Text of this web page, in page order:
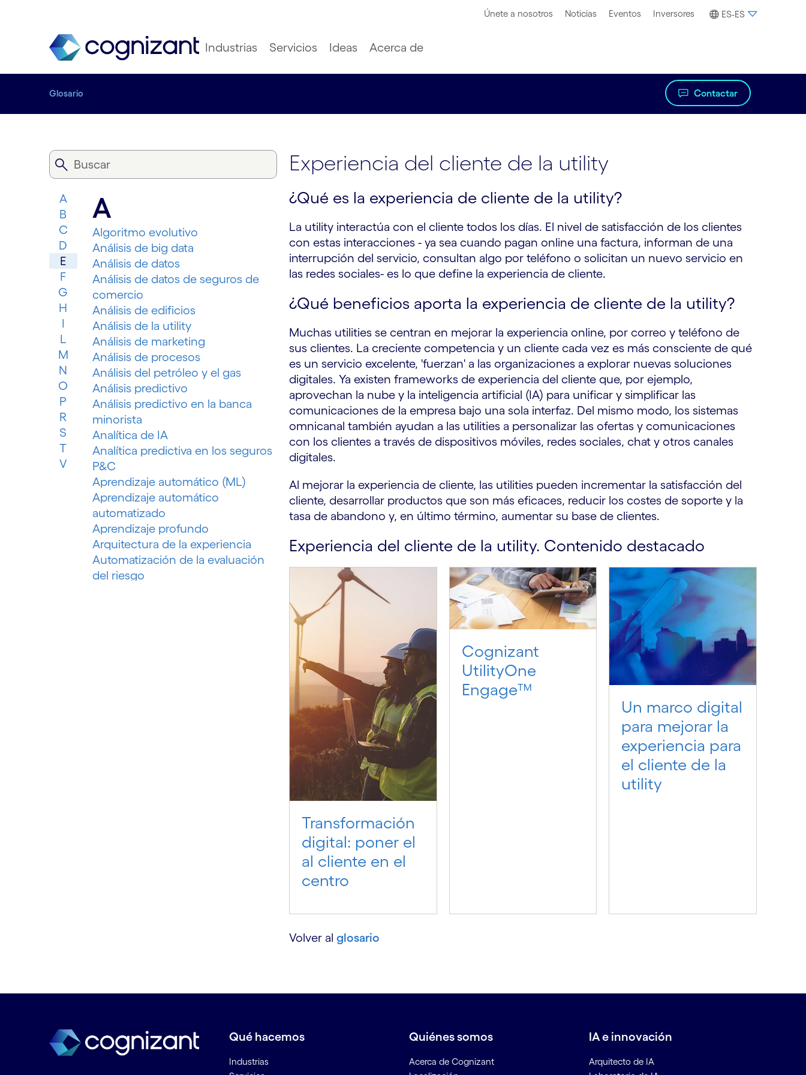
Únete a nosotros Noticias Eventos Inversores ES-ES
Industrias Servicios Ideas Acerca de
Glosario Contactar
A
B
C
D
E
F
G
H
I
L
M
N
O
P
R
S
T
V
A
Algoritmo evolutivo
Análisis de big data
Análisis de datos
Análisis de datos de seguros de
comercio
Análisis de edificios
Análisis de la utility
Análisis de marketing
Análisis de procesos
Análisis del petróleo y el gas
Análisis predictivo
Análisis predictivo en la banca
minorista
Analítica de IA
Analítica predictiva en los seguros
P&C
Aprendizaje automático (ML)
Aprendizaje automático
automatizado
Aprendizaje profundo
Arquitectura de la experiencia
Automatización de la evaluación
del riesgo
C
petróleo y el gas
Chatbots
Experiencia del cliente de la utility
¿Qué es la experiencia de cliente de la utility?
La utility interactúa con el cliente todos los días. El nivel de satisfacción de los clientes
con estas interacciones - ya sea cuando pagan online una factura, informan de una
interrupción del servicio, consultan algo por teléfono o solicitan un nuevo servicio en
las redes sociales- es lo que define la experiencia de cliente.
¿Qué beneficios aporta la experiencia de cliente de la utility?
Muchas utilities se centran en mejorar la experiencia online, por correo y teléfono de
sus clientes. La creciente competencia y un cliente cada vez es más consciente de qué
es un servicio excelente, 'fuerzan' a las organizaciones a explorar nuevas soluciones
digitales. Ya existen frameworks de experiencia del cliente que, por ejemplo,
aprovechan la nube y la inteligencia artificial (IA) para unificar y simplificar las
comunicaciones de la empresa bajo una sola interfaz. Del mismo modo, los sistemas
omnicanal también ayudan a las utilities a personalizar las ofertas y comunicaciones
con los clientes a través de dispositivos móviles, redes sociales, chat y otros canales
digitales.
Al mejorar la experiencia de cliente, las utilities pueden incrementar la satisfacción del
cliente, desarrollar productos que son más eficaces, reducir los costes de soporte y la
tasa de abandono y, en último término, aumentar su base de clientes.
Experiencia del cliente de la utility. Contenido destacado
Transformación
digital: poner el
al cliente en el
centro
Cognizant
UtilityOne
Engage™
Un marco digital
para mejorar la
experiencia para
el cliente de la
utility
Volver al glosario
Qué hacemos
Industrias
Quiénes somos
Acerca de Cognizant
IA e innovación
Arquitecto de IA